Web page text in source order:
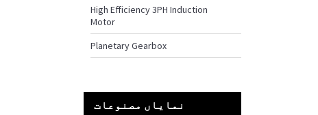
High Efficiency 3PH Induction
Motor
Planetary Gearbox
نمایاں مصنوعات